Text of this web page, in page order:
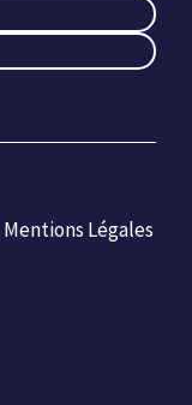
Mentions Légales